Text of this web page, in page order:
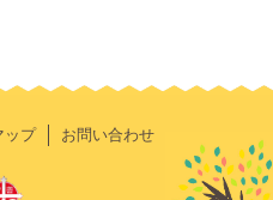
ップ お問い合わせ